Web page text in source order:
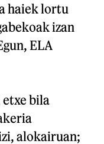
haiek lortu
izan
ELA
bila
alokairuan;